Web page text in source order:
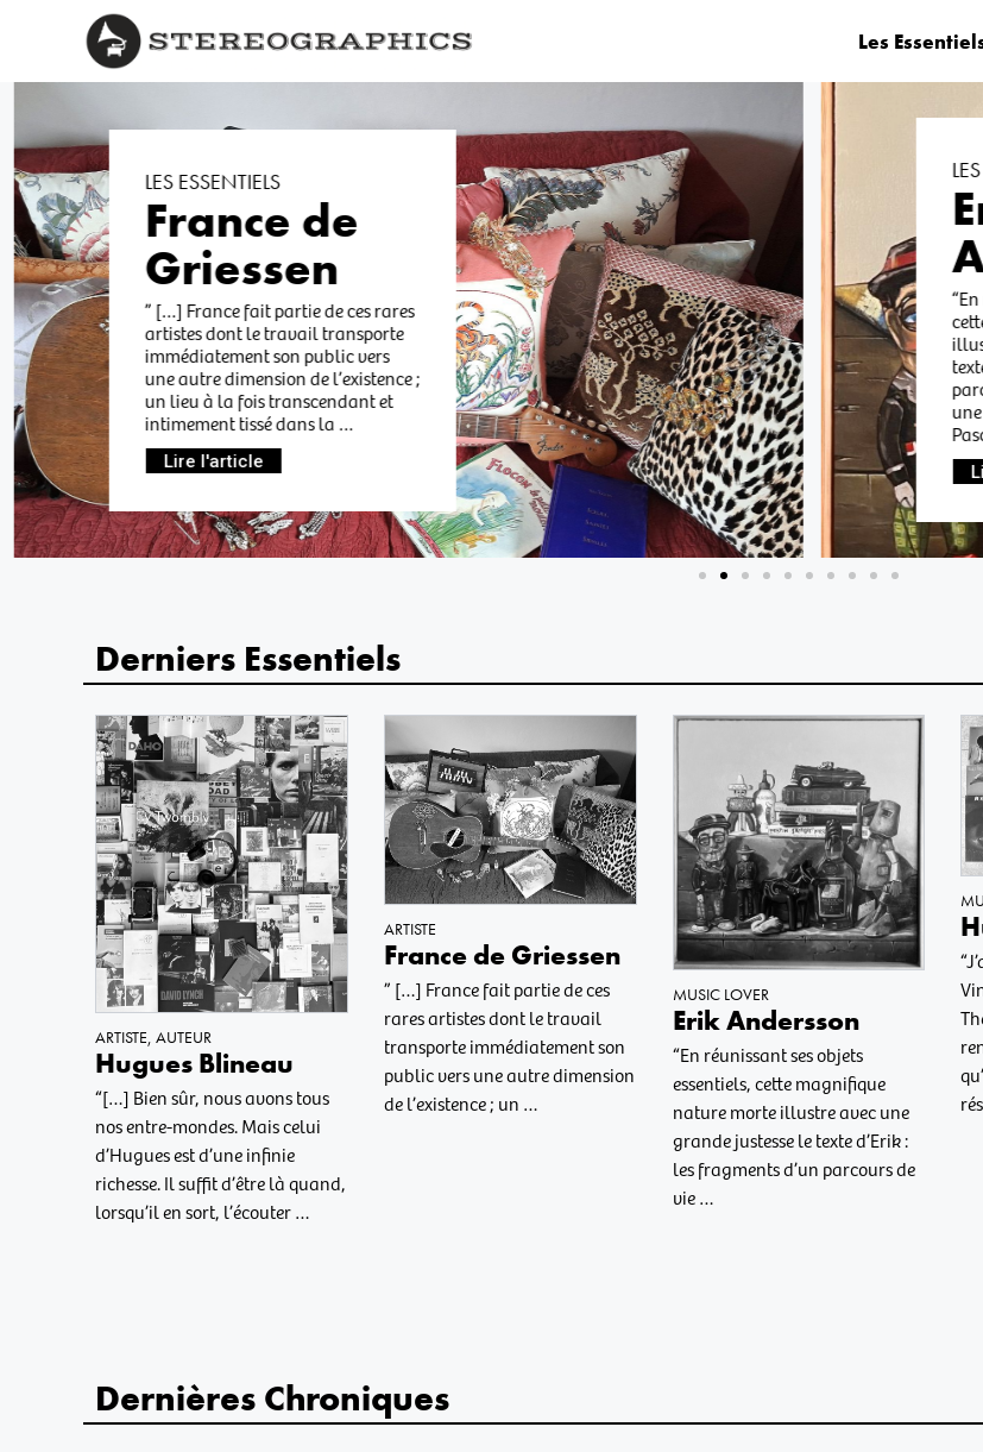
Les
LES ESSENTIELS
France de
Griessen
” […] France fait partie de ces rares
artistes dont le travail transporte
immédiatement son public vers
une autre dimension de l’existence ;
un lieu à la fois transcendant et
intimement tissé dans la …
Lire l'article
Derniers Essentiels
ARTISTE, AUTEUR
Hugues Blineau
“[…] Bien sûr, nous avons tous
nos entre-mondes. Mais celui
d’Hugues est d’une infinie
richesse. Il suffit d’être là quand,
lorsqu’il en sort, l’écouter …
ARTISTE
France de Griessen
” […] France fait partie de ces
rares artistes dont le travail
transporte immédiatement son
public vers une autre dimension
de l’existence ; un …
MUSIC LOVER
Erik Andersson
“En réunissant ses objets
essentiels, cette magnifique
nature morte illustre avec une
grande justesse le texte d’Erik :
les fragments d’un parcours de
vie …
Dernières Chroniques